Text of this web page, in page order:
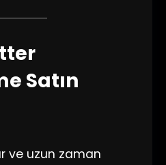
Satın
ve uzun zaman